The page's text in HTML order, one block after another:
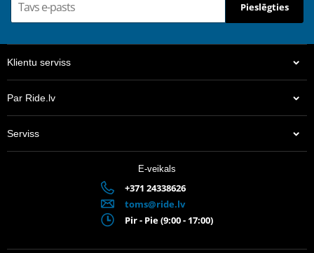
Pieslēgties
Klientu serviss
Par Ride.lv
Serviss
E-veikals
+371 24338626
toms@ride.lv
Pir - Pie (9:00 - 17:00)